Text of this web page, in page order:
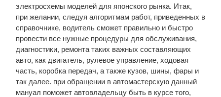
электросхемы моделей для японского рынка. Итак,
при желании, следуя алгоритмам работ, приведенных в
справочнике, водитель сможет правильно и быстро
провести все нужные процедуры для обслуживания,
диагностики, ремонта таких важных составляющих
авто, как двигатель, рулевое управление, ходовая
часть, коробка передач, а также кузов, шины, фары и
так далее. при обращении в автомастерскую данный
мануал поможет автовладельцу быть в курсе того,